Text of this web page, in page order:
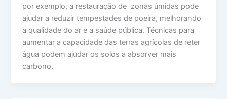
por exemplo, a restauração de zonas úmidas pode
ajudar a reduzir tempestades de poeira, melhorando
a qualidade do ar e a saúde pública. Técnicas para
aumentar a capacidade das terras agrícolas de reter
água podem ajudar os solos a absorver mais
carbono.